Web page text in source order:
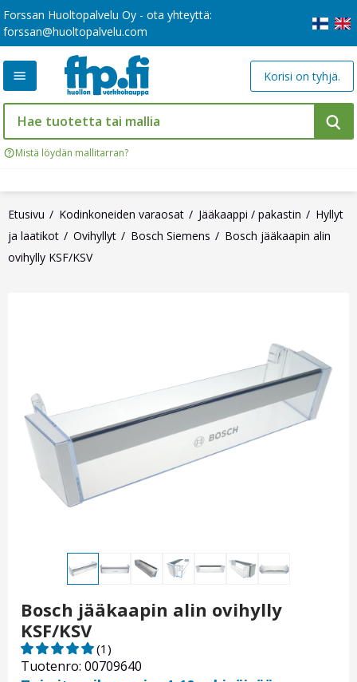
Forssan Huoltopalvelu Oy - ota yhteyttä:
forssan@huoltopalvelu.com
Mistä löydän mallitarran?
Korisi on tyhjä.
Etusivu Kodinkoneiden varaosat Jääkaappi / pakastin
Hyllyt
ja laatikot
Ovihyllyt Bosch Siemens
Bosch jääkaapin alin
ovihylly KSF/KSV
Bosch jääkaapin alin ovihylly
KSF/KSV
Tuotenro: 00709640
(1)